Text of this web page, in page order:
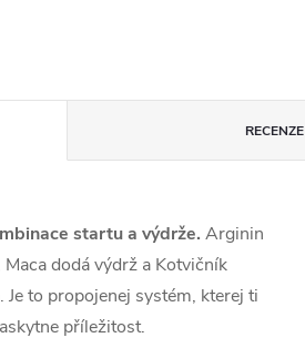
startu a výdrže. Arginin
dodá výdrž a Kotvičník
to propojenej systém, kterej ti
příležitost.